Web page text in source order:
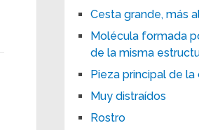
Cesta grande, más
Molécula formada
de la misma
Pieza principal de la
Muy distraídos
Rostro